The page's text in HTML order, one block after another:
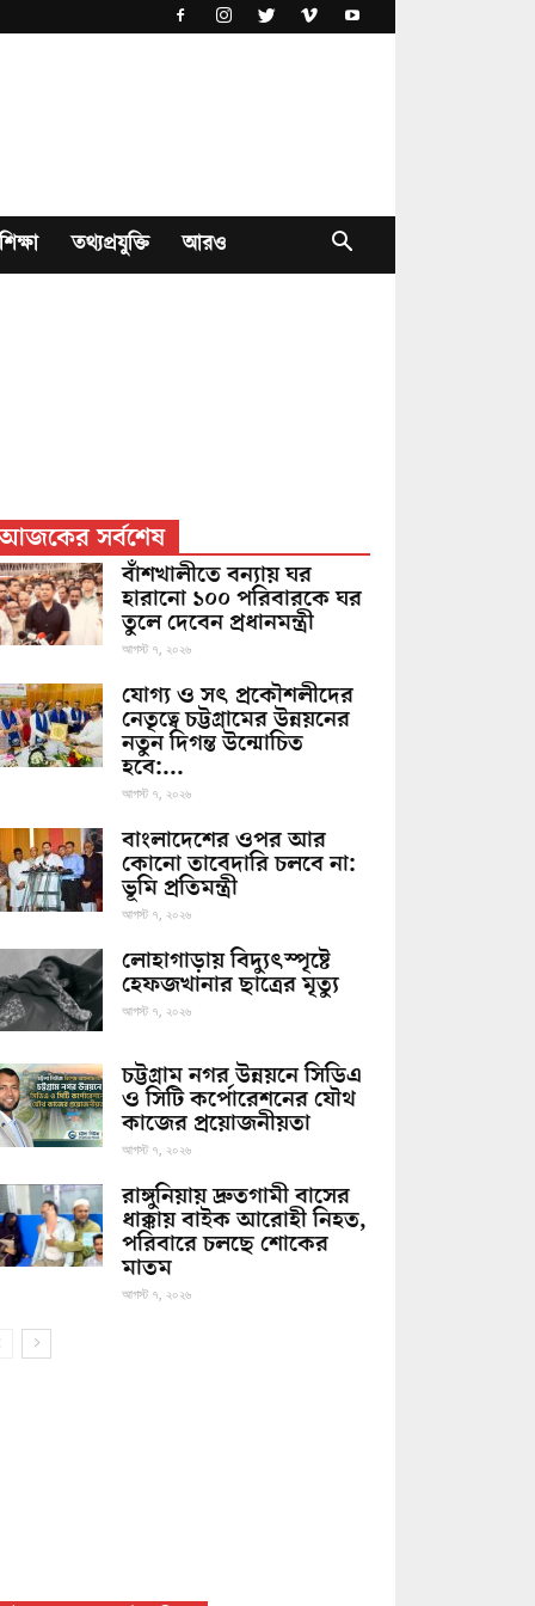
শিক্ষা তথ্যপ্রযুক্তি আরও
সর্বশেষ
বাঁশখালীতে বন্যায় ঘর
হারানো ১০০ পরিবারকে ঘর
তুলে দেবেন প্রধানমন্ত্রী
আগস্ট ৭, ২০২৬
যোগ্য ও সৎ প্রকৌশলীদের
নেতৃত্বে চট্টগ্রামের উন্নয়নের
নতুন দিগন্ত উন্মোচিত
হবে:...
আগস্ট ৭, ২০২৬
বাংলাদেশের ওপর আর
কোনো তাবেদারি চলবে না:
ভূমি প্রতিমন্ত্রী
আগস্ট ৭, ২০২৬
লোহাগাড়ায় বিদ্যুৎস্পৃষ্টে
হেফজখানার ছাত্রের মৃত্যু
আগস্ট ৭, ২০২৬
চট্টগ্রাম নগর উন্নয়নে সিডিএ
ও সিটি কর্পোরেশনের যৌথ
কাজের প্রয়োজনীয়তা
আগস্ট ৭, ২০২৬
রাঙ্গুনিয়ায় দ্রুতগামী বাসের
ধাক্কায় বাইক আরোহী নিহত,
পরিবারে চলছে শোকের
মাতম
আগস্ট ৭, ২০২৬